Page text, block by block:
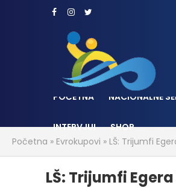
POČETNA NACIONALNE
INTERVJUI
SHOP
Početna » Evrokupovi » LŠ: Trijumfi
LŠ: Trijumfi